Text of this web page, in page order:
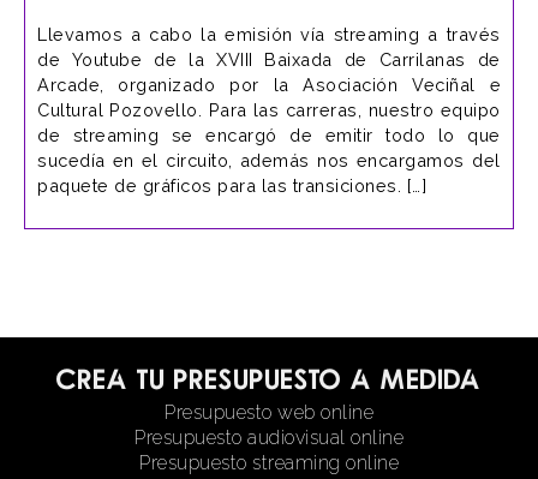
Llevamos a cabo la emisión vía streaming a través
de Youtube de la XVIII Baixada de Carrilanas de
Arcade, organizado por la Asociación Veciñal e
Cultural Pozovello. Para las carreras, nuestro equipo
de streaming se encargó de emitir todo lo que
sucedía en el circuito, además nos encargamos del
paquete de gráficos para las transiciones. […]
Crea tu presupuesto a medida
Presupuesto web online
Presupuesto audiovisual online
Presupuesto streaming online